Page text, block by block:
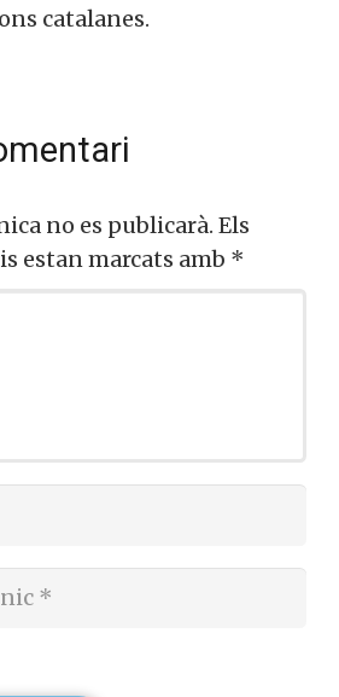
catalanes.
no es publicarà. Els
estan marcats amb *